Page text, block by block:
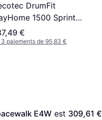
DrumFit
1500 Sprint
€
3 paiements de 95,83 €
E4W est 309,61 €